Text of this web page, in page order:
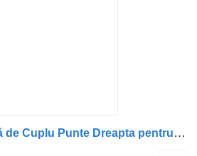
Barra di reazione Tijă de Cuplu Punte Dreapta pentru per camion Scania – Coduri 489989, 445599, 1796671